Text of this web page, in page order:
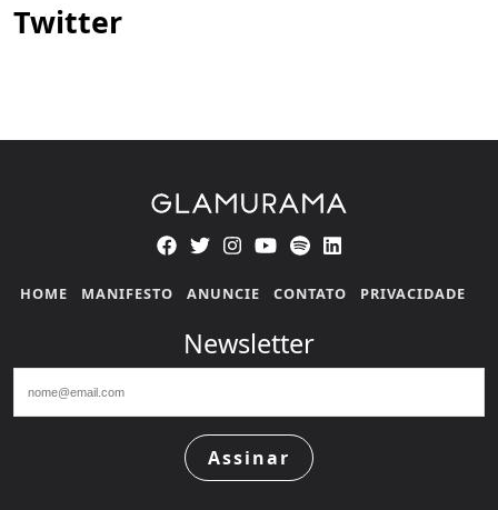
Twitter
HOME MANIFESTO ANUNCIE CONTATO PRIVACIDADE
Newsletter